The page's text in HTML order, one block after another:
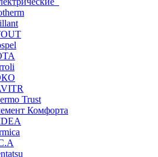
Trust
Комфорта